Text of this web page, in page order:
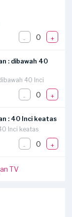
- 0 +
: dibawah 40
40 Inci
- 0 +
: 40 Inci keatas
Inci keatas
- 0 +
TV